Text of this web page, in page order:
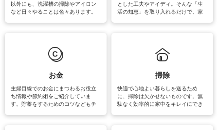
以外にも、洗濯槽の掃除やアイロン
など日々やることは色々あります。
マットなどの大きな洗濯物も、正し
い洗い方をすれば自宅で洗うことが
報やお悩み解消のための情報をご紹
とした工夫やアイディ。そんな「生
活の知恵」を取り入れるだけで、家
お金
主婦目線でのお金にまつわるお役立
ち情報や節約術をご紹介していま
す。貯蓄をするためのコツなどもチ
掃除
快適で心地よい暮らしを送るため
に、掃除は欠かせないものです。無
駄なく効率的に家中をキレイにでき